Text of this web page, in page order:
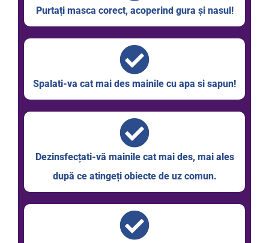
Purtați masca corect, acoperind gura și nasul!
Spalati-va cat mai des mainile cu apa si sapun!
Dezinsfecțati-vă mainile cat mai des, mai ales
după ce atingeți obiecte de uz comun.